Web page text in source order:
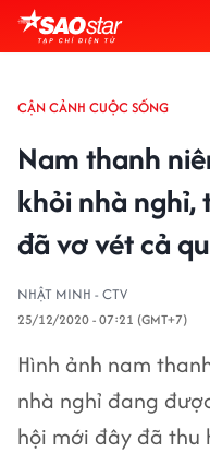
CẬN CẢNH CUỘC SỐNG
Nam thanh
khỏi nhà nghỉ,
đã vơ vét cả
NHẬT MINH - CTV
25/12/2020 - 07:21 (GMT+7)
Hình ảnh nam
nhà nghỉ đang
hội mới đây đã